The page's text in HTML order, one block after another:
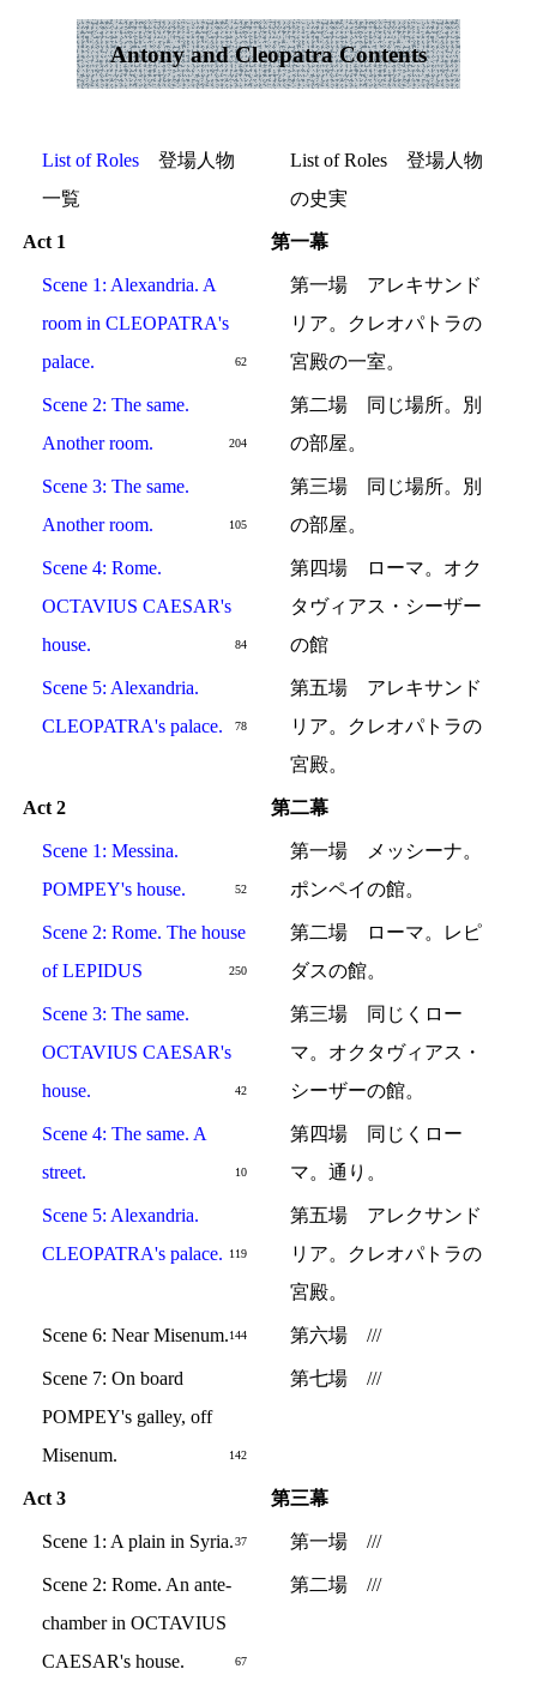
Antony and Cleopatra Contents
List of Roles 登場人物
一覧
List of Roles 登場人物
の史実
Act 1 第一幕
Scene 1: Alexandria. A
room in CLEOPATRA's
palace.
62
第一場 アレキサンド
リア。クレオパトラの
宮殿の一室。
Scene 2: The same.
Another room.
204
第二場 同じ場所。別
の部屋。
Scene 3: The same.
Another room.
105
第三場 同じ場所。別
の部屋。
Scene 4: Rome.
OCTAVIUS CAESAR's
house.
84
第四場 ローマ。オク
タヴィアス・シーザー
の館
Scene 5: Alexandria.
CLEOPATRA's palace.
78
第五場 アレキサンド
リア。クレオパトラの
宮殿。
Act 2 第二幕
Scene 1: Messina.
POMPEY's house.
52
第一場 メッシーナ。
ポンペイの館。
Scene 2: Rome. The house
of LEPIDUS
250
第二場 ローマ。レピ
ダスの館。
Scene 3: The same.
OCTAVIUS CAESAR's
house.
42
第三場 同じくロー
マ。オクタヴィアス・
シーザーの館。
Scene 4: The same. A
street.
10
第四場 同じくロー
マ。通り。
Scene 5: Alexandria.
CLEOPATRA's palace.
119
第五場 アレクサンド
リア。クレオパトラの
宮殿。
Scene 6: Near Misenum.144 第六場 ///
Scene 7: On board
POMPEY's galley, off
Misenum.
142
第七場 ///
Act 3 第三幕
Scene 1: A plain in Syria.37 第一場 ///
Scene 2: Rome. An ante-
chamber in OCTAVIUS
CAESAR's house.
67
第二場 ///